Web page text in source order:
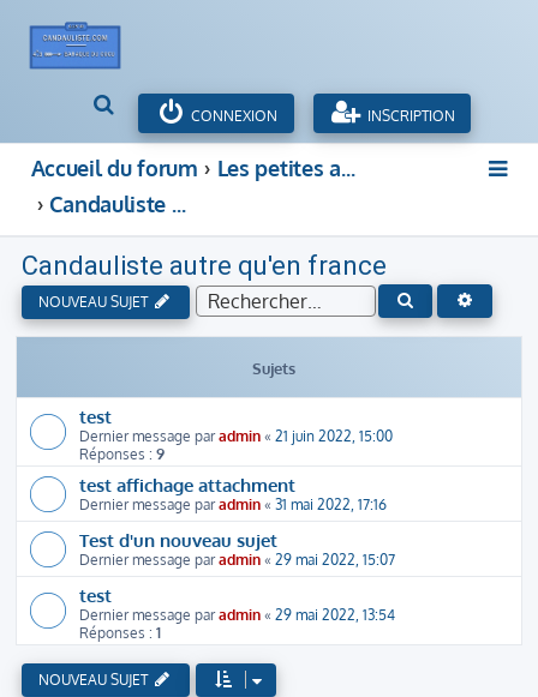
h
e
h
e
r
CONNEXION INSCRIPTION
Accueil du forum
Les petites annonces des hommes cocus, couple candaulisme, cocufieur et cocufieuse
Candauliste autre qu'en france
Candauliste autre qu'en france
NOUVEAU SUJET RECHERCHER
Sujets
test
Dernier message paradmin «21 juin 2022, 15:00
Réponses :9
test affichage attachment
Dernier message paradmin «31 mai 2022, 17:16
Test d'un nouveau sujet
Dernier message paradmin «29 mai 2022, 15:07
test
Dernier message paradmin «29 mai 2022, 13:54
Réponses :1
NOUVEAU SUJET